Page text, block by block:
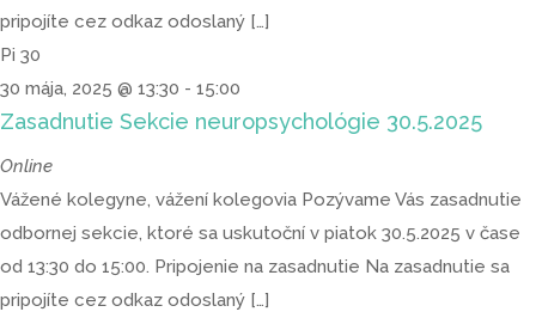
pripojíte cez odkaz odoslaný […]
Pi 30
30 mája, 2025 @ 13:30 - 15:00
Zasadnutie Sekcie neuropsychológie 30.5.2025
Online
Vážené kolegyne, vážení kolegovia Pozývame Vás zasadnutie
odbornej sekcie, ktoré sa uskutoční v piatok 30.5.2025 v čase
od 13:30 do 15:00. Pripojenie na zasadnutie Na zasadnutie sa
pripojíte cez odkaz odoslaný […]